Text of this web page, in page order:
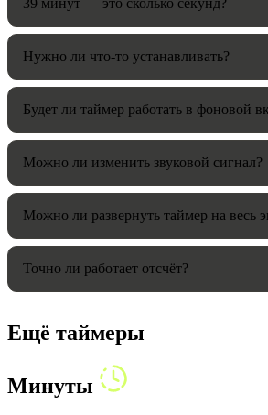
Нужно ли что-то устанавливать?
Будет ли таймер работать в фоновой
Можно ли изменить звуковой сигнал?
Можно ли развернуть таймер на весь
Точно ли работает отсчёт?
Ещё таймеры
Минуты